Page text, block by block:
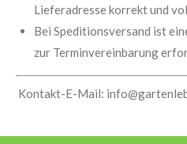
Lieferadresse korrekt und
Bei Speditionsversand ist
zur Terminvereinbarung
Kontakt-E-Mail: